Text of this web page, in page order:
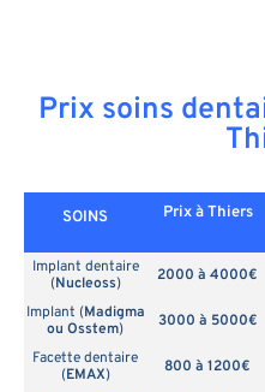
Prix soins
SOINS Prix à Thiers
Implant dentaire
(Nucleoss) 2000 à 4000€
Implant (Madigma
ou Osstem) 3000 à 5000€
Facette dentaire
(EMAX) 800 à 1200€